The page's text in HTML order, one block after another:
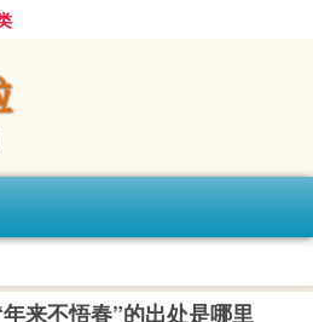
年来不悟春”的出处是哪里